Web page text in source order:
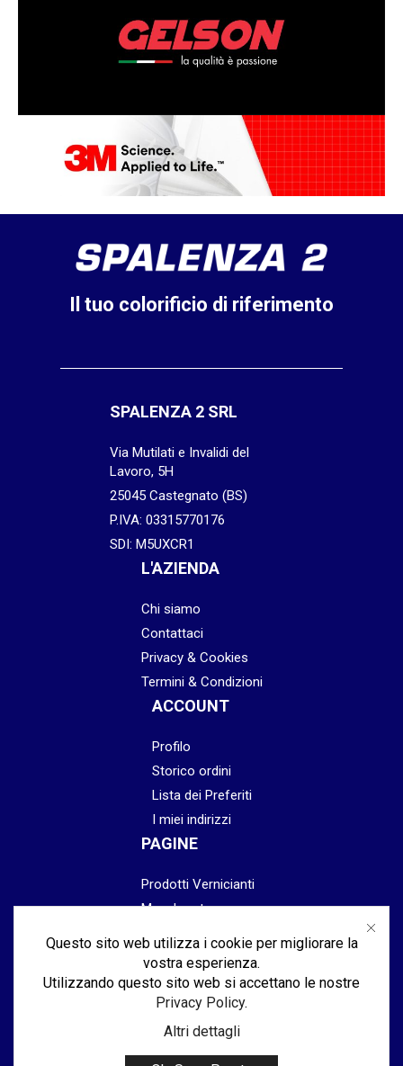
Il tuo colorificio di riferimento
SPALENZA 2 SRL
Via Mutilati e Invalidi del
Lavoro, 5H
25045 Castegnato (BS)
P.IVA: 03315770176
SDI: M5UXCR1
L'AZIENDA
Chi siamo
Contattaci
Privacy & Cookies
Termini & Condizioni
ACCOUNT
Profilo
Storico ordini
Lista dei Preferiti
I miei indirizzi
PAGINE
Prodotti Vernicianti
Mascheratura
Abrasivi
Lucidatura & Finitura
Attrezzatura
Questo sito web utilizza i cookie per migliorare la
vostra esperienza.
Utilizzando questo sito web si accettano le nostre
Privacy Policy.
Altri dettagli